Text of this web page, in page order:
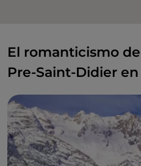
El romanticismo
Pre-Saint-Didier